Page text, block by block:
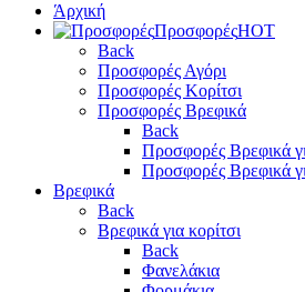
Άρχική
ΠροσφορέςHOT
Back
Προσφορές Αγόρι
Προσφορές Κορίτσι
Προσφορές Βρεφικά
Back
Προσφορές Βρεφικά
Προσφορές Βρεφικά
Βρεφικά
Back
Βρεφικά για κορίτσι
Back
Φανελάκια